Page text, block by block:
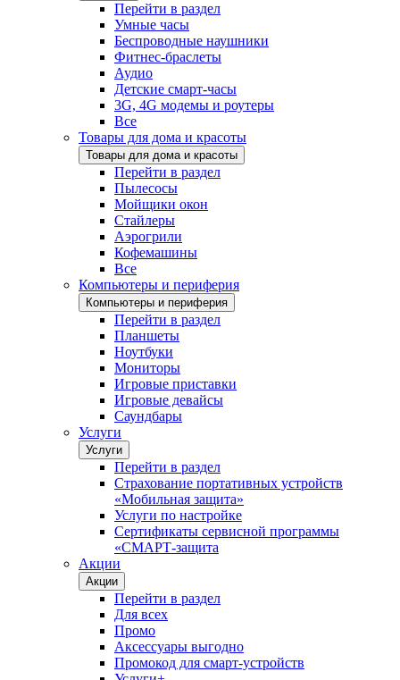
Перейти в раздел
Умные часы
Беспроводные наушники
Фитнес-браслеты
Аудио
Детские смарт-часы
3G, 4G модемы и роутеры
Все
Товары для дома и красоты
Товары для дома и красоты
Перейти в раздел
Пылесосы
Мойщики окон
Стайлеры
Аэрогрили
Кофемашины
Все
Компьютеры и периферия
Компьютеры и периферия
Перейти в раздел
Планшеты
Ноутбуки
Мониторы
Игровые приставки
Игровые девайсы
Саундбары
Услуги
Услуги
Перейти в раздел
Страхование портативных устройств
«Мобильная защита»
Услуги по настройке
Сертификаты сервисной программы
«СМАРТ-защита
Акции
Акции
Перейти в раздел
Для всех
Промо
Аксессуары выгодно
Промокод для смарт-устройств